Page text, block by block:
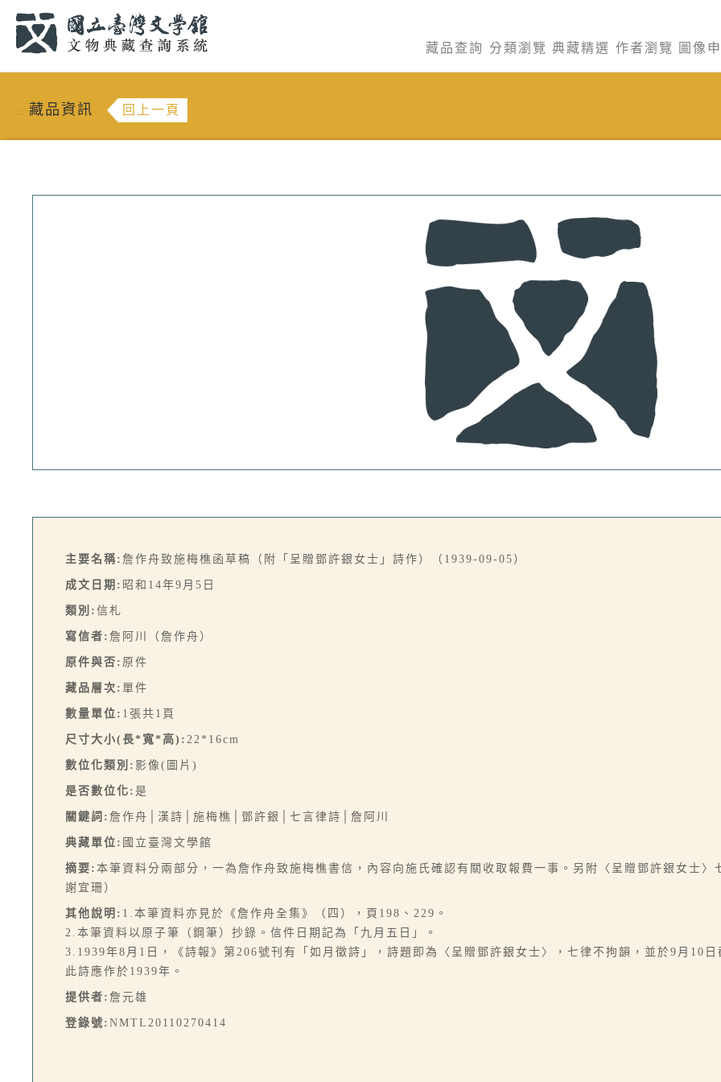
藏品查詢 分類瀏覽 典藏精選 作者瀏覽 圖像
::: 藏品資訊 回上一頁
主要名稱: 詹作舟致施梅樵函草稿（附「呈贈鄧許銀女士」詩作）（1939-09-05）
成文日期: 昭和14年9月5日
類別: 信札
寫信者: 詹阿川（詹作舟）
原件與否: 原件
藏品層次: 單件
數量單位: 1張共1頁
尺寸大小(長*寬*高): 22*16cm
數位化類別: 影像(圖片)
是否數位化: 是
關鍵詞: 詹作舟│漢詩│施梅樵│鄧許銀│七言律詩│詹阿川
典藏單位: 國立臺灣文學館
摘要: 本筆資料分兩部分，一為詹作舟致施梅樵書信，內容向施氏確認有關收取報費一事。另附〈呈贈鄧許銀女士
謝宜珊）
其他說明: 1.本筆資料亦見於《詹作舟全集》（四），頁198、229。
2.本筆資料以原子筆（鋼筆）抄錄。信件日期記為「九月五日」。
3.1939年8月1日，《詩報》第206號刊有「如月徵詩」，詩題即為〈呈贈鄧許銀女士〉，七律不拘韻，並於9月10
此詩應作於1939年。
提供者: 詹元雄
登錄號: NMTL20110270414